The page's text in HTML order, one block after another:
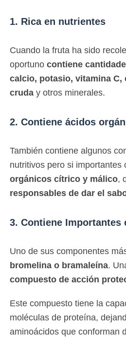
1. Rica en nutrientes
Cuando la fruta ha sido
oportuno contiene
calcio, potasio, vitamina
cruda y otros minerales.
2. Contiene ácidos
También contiene algunos
nutritivos pero si importantes
orgánicos cítrico y málico,
responsables de dar el
3. Contiene Importantes
Uno de sus componentes
bromelina o bramaleína.
compuesto de acción
Este compuesto tiene la
moléculas de proteína,
aminoácidos que conforman